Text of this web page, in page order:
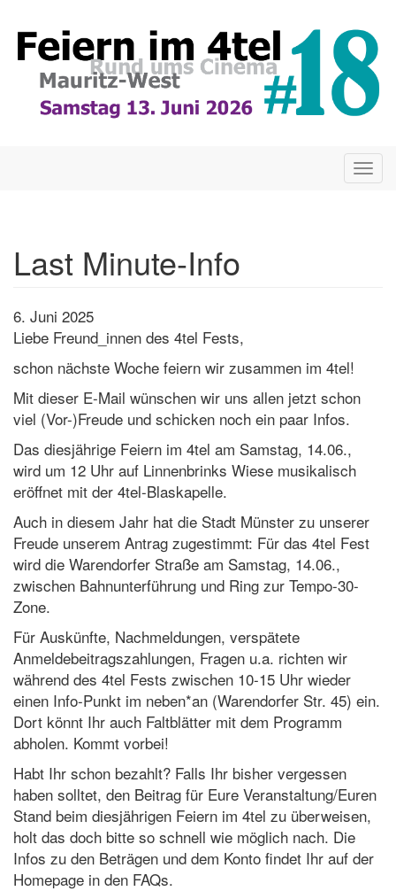
zum
Inhalt
Last Minute-Info
6. Juni 2025
Liebe Freund_innen des 4tel Fests,
schon nächste Woche feiern wir zusammen im 4tel!
Mit dieser E-Mail wünschen wir uns allen jetzt schon
viel (Vor-)Freude und schicken noch ein paar Infos.
Das diesjährige Feiern im 4tel am Samstag, 14.06.,
wird um 12 Uhr auf Linnenbrinks Wiese musikalisch
eröffnet mit der 4tel-Blaskapelle.
Auch in diesem Jahr hat die Stadt Münster zu unserer
Freude unserem Antrag zugestimmt: Für das 4tel Fest
wird die Warendorfer Straße am Samstag, 14.06.,
zwischen Bahnunterführung und Ring zur Tempo-30-
Zone.
Für Auskünfte, Nachmeldungen, verspätete
Anmeldebeitragszahlungen, Fragen u.a. richten wir
während des 4tel Fests zwischen 10-15 Uhr wieder
einen Info-Punkt im neben*an (Warendorfer Str. 45) ein.
Dort könnt Ihr auch Faltblätter mit dem Programm
abholen. Kommt vorbei!
Habt Ihr schon bezahlt? Falls Ihr bisher vergessen
haben solltet, den Beitrag für Eure Veranstaltung/Euren
Stand beim diesjährigen Feiern im 4tel zu überweisen,
holt das doch bitte so schnell wie möglich nach. Die
Infos zu den Beträgen und dem Konto findet Ihr auf der
Homepage in den FAQs.